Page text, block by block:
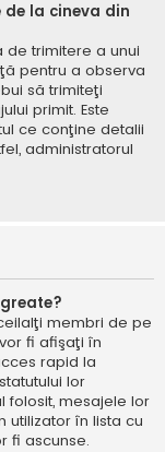
la cineva din
de trimitere a unui
pentru a observa
să trimiteţi
primit. Este
ce conţine detalii
administratorul
membri de pe
fi afişaţi în
rapid la
lor
folosit, mesajele lor
utilizator în lista cu
fi ascunse.